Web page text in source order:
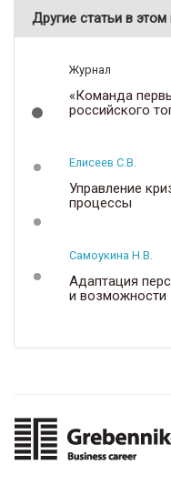
Другие статьи в
Журнал
«Команда
российского
Елисеев С.В.
Управление
процессы
Самоукина Н.В.
Адаптация
и возможности